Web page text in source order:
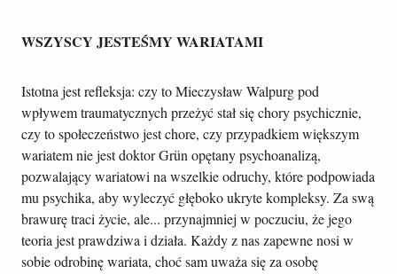
WSZYSCY JESTEŚMY WARIATAMI
Istotna jest refleksja: czy to Mieczysław Walpurg pod
wpływem traumatycznych przeżyć stał się chory psychicznie,
czy to społeczeństwo jest chore, czy przypadkiem większym
wariatem nie jest doktor Grün opętany psychoanalizą,
pozwalający wariatowi na wszelkie odruchy, które podpowiada
mu psychika, aby wyleczyć głęboko ukryte kompleksy. Za swą
brawurę traci życie, ale... przynajmniej w poczuciu, że jego
teoria jest prawdziwa i działa. Każdy z nas zapewne nosi w
sobie odrobinę wariata, choć sam uważa się za osobę